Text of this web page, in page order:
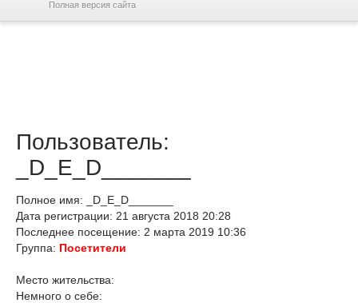
Полная версия сайта
Пользователь:
_D_E_D_______
Полное имя: _D_E_D_______
Дата регистрации: 21 августа 2018 20:28
Последнее посещение: 2 марта 2019 10:36
Группа: Посетители
Место жительства:
Немного о себе: